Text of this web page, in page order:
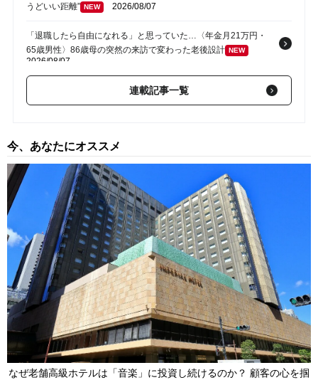
うどいい距離” NEW 2026/08/07
「退職したら自由になれる」と思っていた…〈年金月21万円・
65歳男性〉86歳母の突然の来訪で変わった老後設計 NEW
2026/08/07
「親だからって甘えすぎよ」〈年金月13万円・68歳母〉帰省し
た40歳長男に告げた「もう実家には泊めない」
「お母さん、何これ…？」＜年金18万円＞75歳母の家で、頭が
真っ白になった45歳娘。築45年の実家に「ゴミ屋敷の予兆」
と、渡された“絶望のメモ”
「もう二度と会えなくていい」…手取り28万円・32歳女性がス
ーツケース片手に実家を飛び出した日。きっかけは66歳母の「背
筋の凍る一言」
NEW 2026/08/07
連載記事一覧
今、あなたにオススメ
なぜ老舗高級ホテルは「音楽」に投資し続けるのか？ 顧客の心を掴